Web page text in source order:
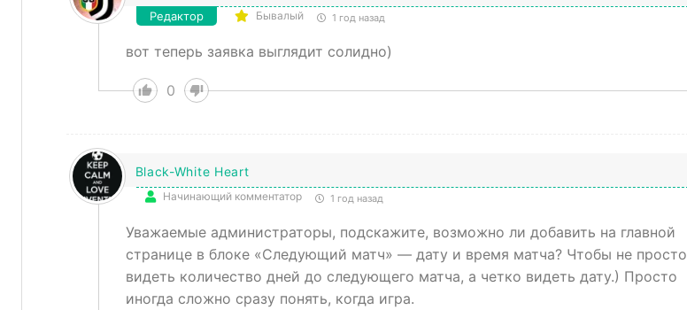
Редактор Бывалый 1 год назад
вот теперь заявка выглядит солидно)
0
Black-White Heart
Начинающий комментатор 1 год назад
Уважаемые администраторы, подскажите, возможно ли добавить на главной
странице в блоке «Следующий матч» — дату и время матча? Чтобы не просто
видеть количество дней до следующего матча, а четко видеть дату.) Просто
иногда сложно сразу понять, когда игра.